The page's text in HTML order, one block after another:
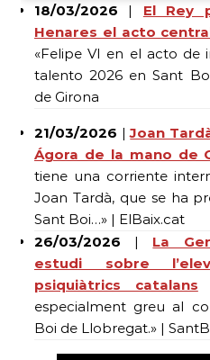
18/03/2026 | El Rey
Henares el acto
«Felipe VI en el acto de
talento 2026 en Sant
de Girona
21/03/2026 | Joan
Ágora de la mano de
tiene una corriente
Joan Tardà, que se ha
Sant Boi…» | ElBaix.cat
26/03/2026 | La
estudi sobre
psiquiàtrics catalans
especialment greu al
Boi de Llobregat.» |